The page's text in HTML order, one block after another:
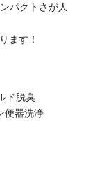
パクトさが人
ます！
ド脱臭
便器洗浄